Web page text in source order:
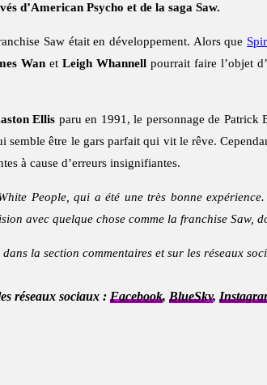
d’American Psycho et de la saga Saw.
Saw était en développement. Alors que
Wan et Leigh Whannell pourrait faire l’objet
Ellis paru en 1991, le personnage de
être le gars parfait qui vit le rêve.
à cause d’erreurs insignifiantes.
People, qui a été une très bonne
avec quelque chose comme la franchise Saw,
la section commentaires et sur les réseaux
réseaux sociaux : Facebook, BlueSky,